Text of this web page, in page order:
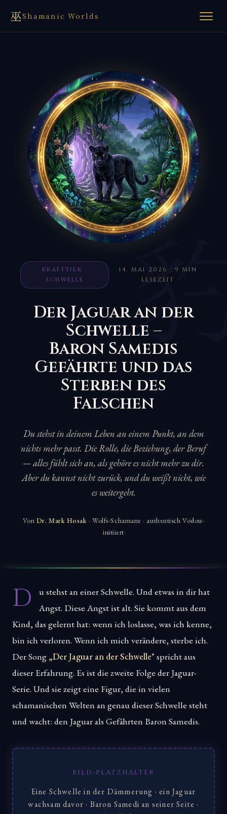
巫Shamanic Worlds
KRAFTTIER ·
SCHWELLE
14. MAI 2026 · 9 MIN
LESEZEIT
Der Jaguar an der
Schwelle –
Baron Samedis
Gefährte und das
Sterben des
Falschen
Du stehst in deinem Leben an einem Punkt, an dem
nichts mehr passt. Die Rolle, die Beziehung, der Beruf
— alles fühlt sich an, als gehöre es nicht mehr zu dir.
Aber du kannst nicht zurück, und du weißt nicht, wie
es weitergeht.
Von Dr. Mark Hosak · Wolfs-Schamane · authentisch Vodou-
initiiert
D
u stehst an einer Schwelle. Und etwas in dir hat
Angst. Diese Angst ist alt. Sie kommt aus dem
Kind, das gelernt hat: wenn ich loslasse, was ich kenne,
bin ich verloren. Wenn ich mich verändere, sterbe ich.
Der Song „Der Jaguar an der Schwelle" spricht aus
dieser Erfahrung. Es ist die zweite Folge der Jaguar-
Serie. Und sie zeigt eine Figur, die in vielen
schamanischen Welten an genau dieser Schwelle steht
und wacht: den Jaguar als Gefährten Baron Samedis.
BILD-PLATZHALTER
Eine Schwelle in der Dämmerung · ein Jaguar
wachsam davor · Baron Samedi an seiner Seite ·